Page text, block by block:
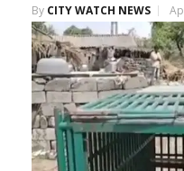
By CITY WATCH NEWS